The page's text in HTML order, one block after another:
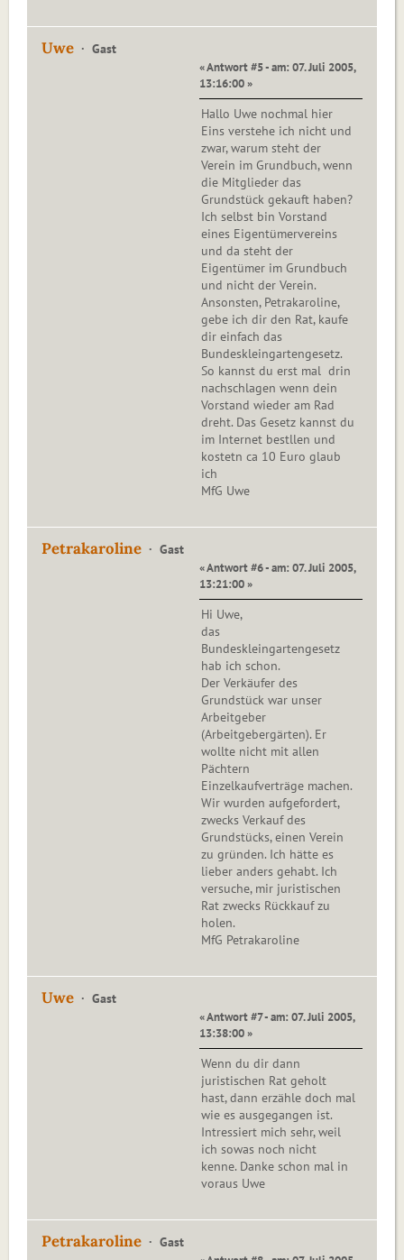
Uwe Gast
« Antwort #5 - am: 07. Juli 2005,
13:16:00 »
Hallo Uwe nochmal hier
Eins verstehe ich nicht und
zwar, warum steht der
Verein im Grundbuch, wenn
die Mitglieder das
Grundstück gekauft haben?
Ich selbst bin Vorstand
eines Eigentümervereins
und da steht der
Eigentümer im Grundbuch
und nicht der Verein.
Ansonsten, Petrakaroline,
gebe ich dir den Rat, kaufe
dir einfach das
Bundeskleingartengesetz.
So kannst du erst mal drin
nachschlagen wenn dein
Vorstand wieder am Rad
dreht. Das Gesetz kannst du
im Internet bestllen und
kostetn ca 10 Euro glaub
ich
MfG Uwe
Petrakaroline Gast
« Antwort #6 - am: 07. Juli 2005,
13:21:00 »
Hi Uwe,
das
Bundeskleingartengesetz
hab ich schon.
Der Verkäufer des
Grundstück war unser
Arbeitgeber
(Arbeitgebergärten). Er
wollte nicht mit allen
Pächtern
Einzelkaufverträge machen.
Wir wurden aufgefordert,
zwecks Verkauf des
Grundstücks, einen Verein
zu gründen. Ich hätte es
lieber anders gehabt. Ich
versuche, mir juristischen
Rat zwecks Rückkauf zu
holen.
MfG Petrakaroline
Uwe Gast
« Antwort #7 - am: 07. Juli 2005,
13:38:00 »
Wenn du dir dann
juristischen Rat geholt
hast, dann erzähle doch mal
wie es ausgegangen ist.
Intressiert mich sehr, weil
ich sowas noch nicht
kenne. Danke schon mal in
voraus Uwe
Petrakaroline Gast